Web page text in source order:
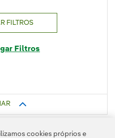
FILTROS
Filtros
cookies próprios e